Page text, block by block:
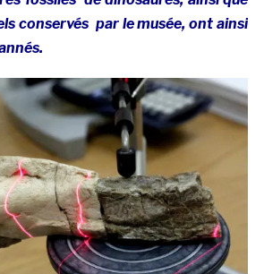
conservés par le musée, ont ainsi